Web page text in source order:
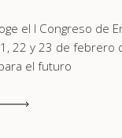
el I Congreso de
22 y 23 de febrero
el futuro